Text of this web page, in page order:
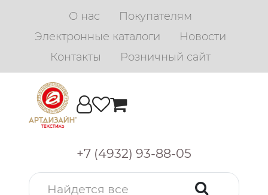
О нас
Покупателям
Электронные каталоги
Новости
Контакты
Розничный сайт
+7 (4932) 93-88-05